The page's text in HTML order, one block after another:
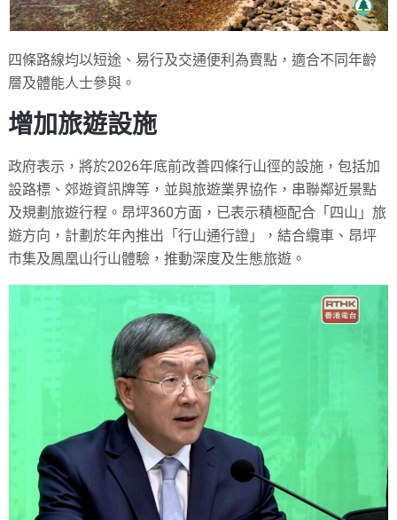
四條路線均以短途、易行及交通便利為賣點，適合不同年齡
層及體能人士參與。
增加旅遊設施
政府表示，將於2026年底前改善四條行山徑的設施，包括加
設路標、郊遊資訊牌等，並與旅遊業界協作，串聯鄰近景點
及規劃旅遊行程。昂坪360方面，已表示積極配合「四山」旅
遊方向，計劃於年內推出「行山通行證」，結合纜車、昂坪
市集及鳳凰山行山體驗，推動深度及生態旅遊。